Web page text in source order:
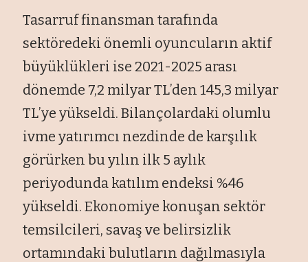
Tasarruf finansman tarafında
sektöredeki önemli oyuncuların aktif
büyüklükleri ise 2021-2025 arası
dönemde 7,2 milyar TL’den 145,3 milyar
TL’ye yükseldi. Bilançolardaki olumlu
ivme yatırımcı nezdinde de karşılık
görürken bu yılın ilk 5 aylık
periyodunda katılım endeksi %46
yükseldi. Ekonomiye konuşan sektör
temsilcileri, savaş ve belirsizlik
ortamındaki bulutların dağılmasıyla